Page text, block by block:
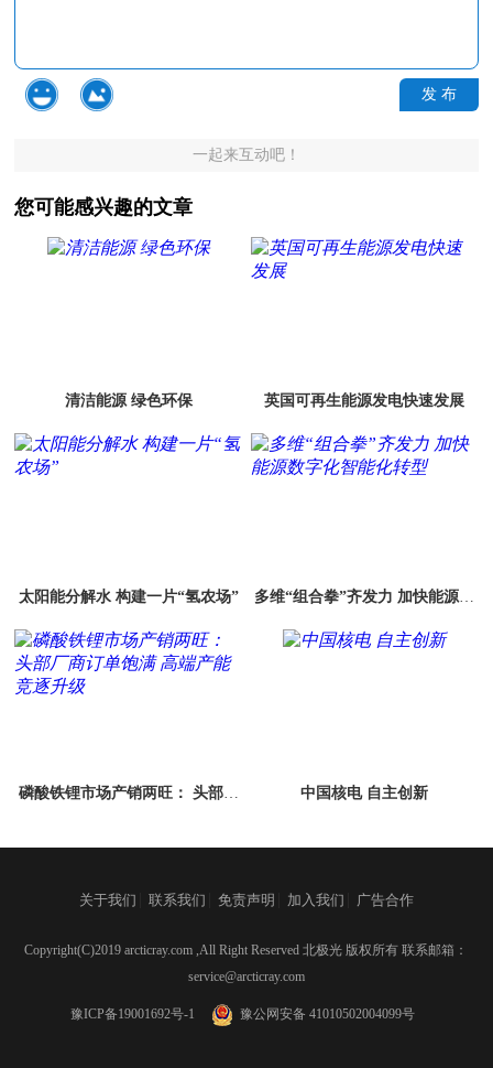
发 布
一起来互动吧！
您可能感兴趣的文章
清洁能源 绿色环保 英国可再生能源发电快速发展
太阳能分解水 构建一片“氢农场”
多维“组合拳”齐发力 加快能源数
磷酸铁锂市场产销两旺： 头部厂
中国核电 自主创新
关于我们 联系我们 免责声明 加入我们 广告合作
Copyright(C)2019 arcticray.com ,All Right Reserved 北极光 版权所有 联系邮箱：
service@arcticray.com
豫ICP备19001692号-1 豫公网安备 41010502004099号